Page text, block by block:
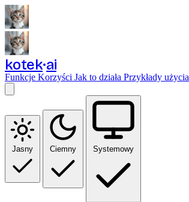
kotek ai
Funkcje Korzyści Jak to działa Przykłady użycia
Jasny Ciemny Systemowy